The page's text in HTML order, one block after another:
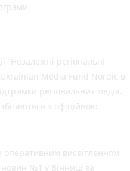
“Незалежні регіональні
Ukrainian Media Fund Nordic в
регіональних медіа.
з офіційною
висвітленням
новин №1 у Вінниці за